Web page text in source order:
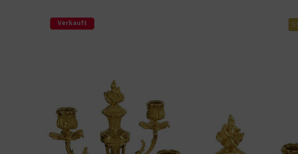
5
Verkauft